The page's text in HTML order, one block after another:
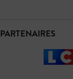
PARTENAIRES